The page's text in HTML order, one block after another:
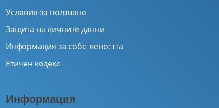
Условия за ползване
Защита на личните данни
Информация за собствеността
Етичен кодекс
Информация